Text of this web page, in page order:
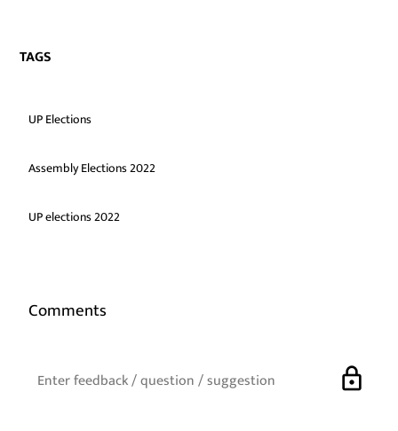
TAGS
UP Elections
Assembly Elections 2022
UP elections 2022
Comments
lock